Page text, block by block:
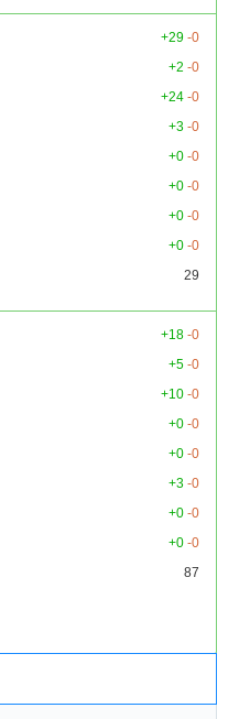
+29 -0
+2 -0
+24 -0
+3 -0
+0 -0
+0 -0
+0 -0
+0 -0
29
+18 -0
+5 -0
+10 -0
+0 -0
+0 -0
+3 -0
+0 -0
+0 -0
87